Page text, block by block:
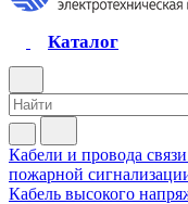
Каталог
Кабели и провода связи
пожарной
Кабель высокого